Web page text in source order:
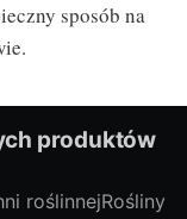
sposób na
produktów
roślinnejRośliny